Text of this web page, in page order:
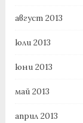
август 2013
юли 2013
юни 2013
май 2013
април 2013